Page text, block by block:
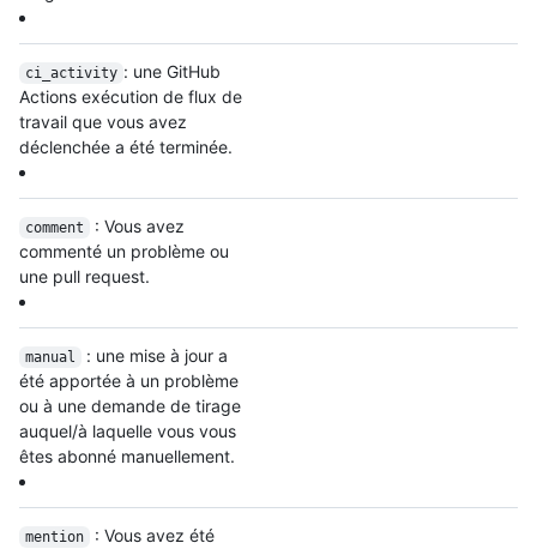
ci_activity : une GitHub
Actions exécution de flux de
travail que vous avez
déclenchée a été terminée.
comment
: Vous avez
commenté un problème ou
une pull request.
manual
: une mise à jour a
été apportée à un problème
ou à une demande de tirage
auquel/à laquelle vous vous
êtes abonné manuellement.
mention
: Vous avez été